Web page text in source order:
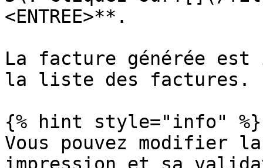
<ENTREE>**.
La facture générée est
la liste des factures.
{% hint style="info" %}
Vous pouvez modifier